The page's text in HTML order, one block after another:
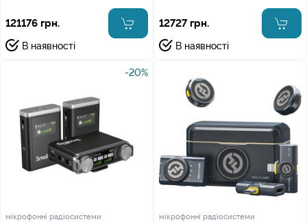
121176 грн.
В наявності
12727 грн.
В наявності
-20%
мікрофонні радіосистеми мікрофонні радіосистеми